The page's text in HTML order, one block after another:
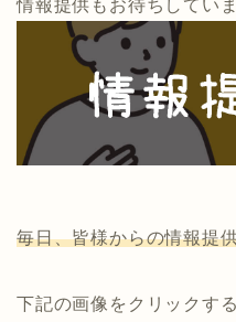
情報提供もお待ちしてい
毎日、皆様からの情報提
下記の画像をクリックす